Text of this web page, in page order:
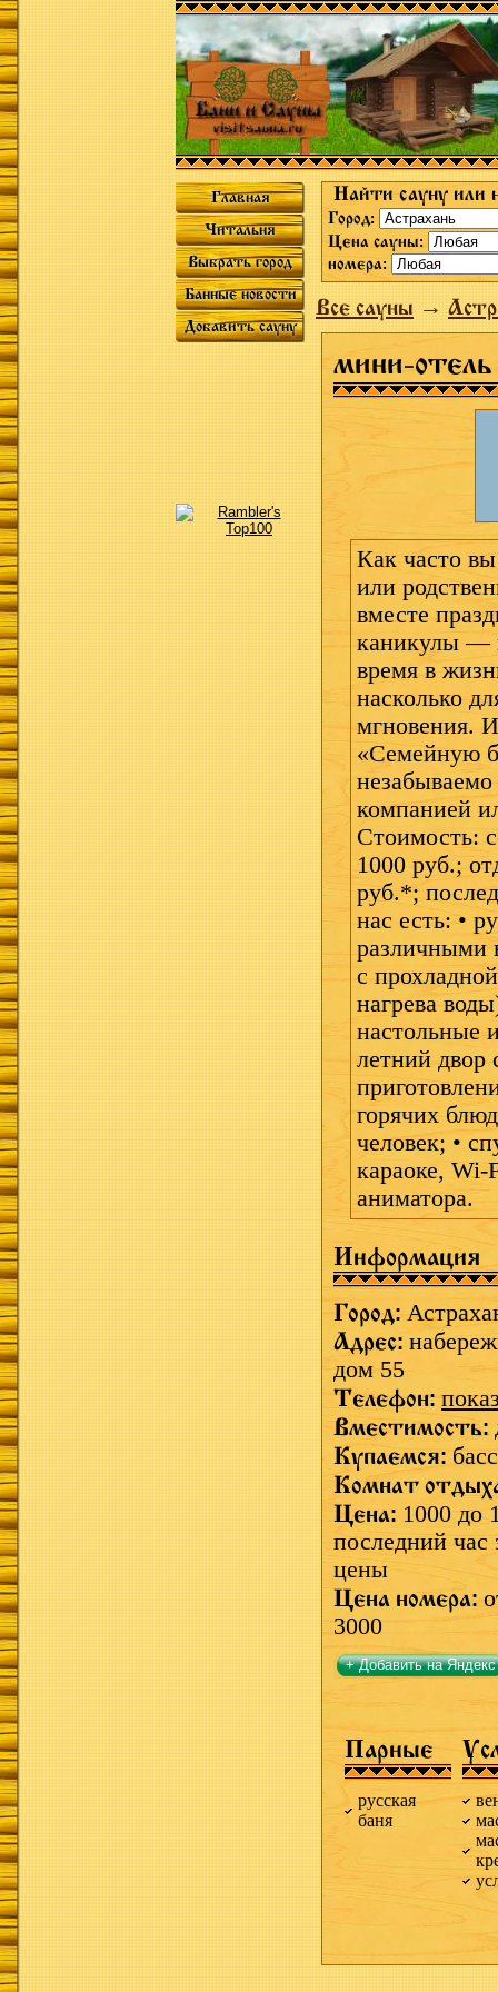
Главная
Читальня
Выбрать город
Банные новости
Добавить сауну
Найти сауну или
Город:
Цена сауны:
номера:
Все сауны→
мини-отель
Как часто
или
вместе
каникулы —
время в
насколько
мгновения.
«Семейную
компанией
Стоимость:
1000 руб.;
руб.*;
нас есть: •
различными
с
нагрева
настольные
летний двор
горячих
человек; •
караоке, Wi-
аниматора.
Информация
Город:
Адрес:
дом 55
Телефон:
Вместимость:
Купаемся:
Комнат
Цена: 1000 до
последний час
цены
Цена номера:
3000
+ Добавить на Яндекс
Парные
русская
баня